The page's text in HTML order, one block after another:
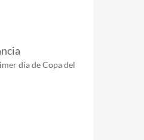
día de Copa del